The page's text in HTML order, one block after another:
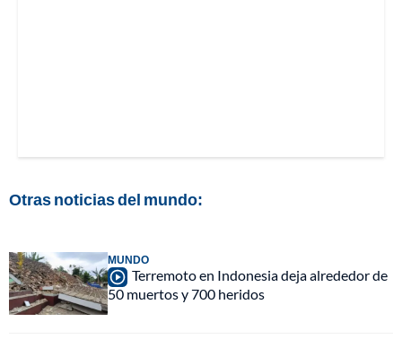
Otras noticias del mundo:
MUNDO
Terremoto en Indonesia deja alrededor de
50 muertos y 700 heridos